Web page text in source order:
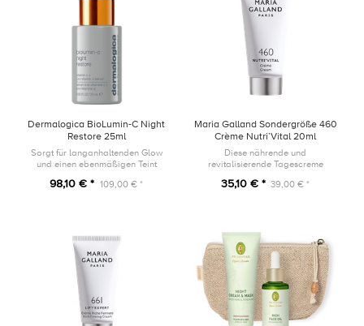
Dermalogica BioLumin-C Night
Restore 25ml
Sorgt für langanhaltenden Glow
und einen ebenmäßigen Teint
98,10 € * 109,00 € *
Maria Galland Sondergröße 460
Crème Nutri’Vital 20ml
Diese nährende und
revitalisierende Tagescreme
weichen und reichhaltigen Textur.
35,10 € * 39,00 € *